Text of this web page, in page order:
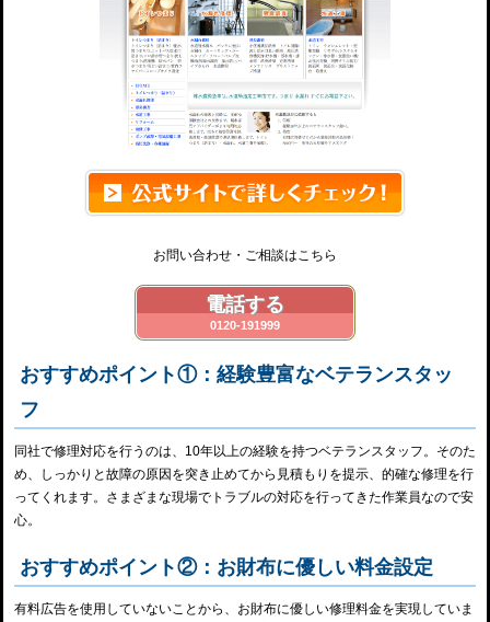
お問い合わせ・ご相談はこちら
電話する
0120-191999
おすすめポイント①：経験豊富なベテランスタッ
フ
同社で修理対応を行うのは、10年以上の経験を持つベテランスタッフ。そのた
め、しっかりと故障の原因を突き止めてから見積もりを提示、的確な修理を行
ってくれます。さまざまな現場でトラブルの対応を行ってきた作業員なので安
心。
おすすめポイント②：お財布に優しい料金設定
有料広告を使用していないことから、お財布に優しい修理料金を実現していま